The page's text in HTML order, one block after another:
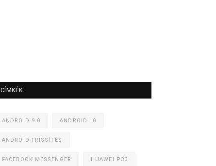
CÍMKÉK
ANDROID 9.0 ANDROID 10
ANDROID FRISSÍTÉS
FACEBOOK MESSENGER HUAWEI P30